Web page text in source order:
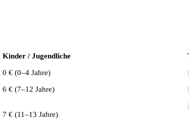
Kinder / Jugendliche
0 € (0–4 Jahre)
6 € (7–12 Jahre)
7 € (11–13 Jahre)